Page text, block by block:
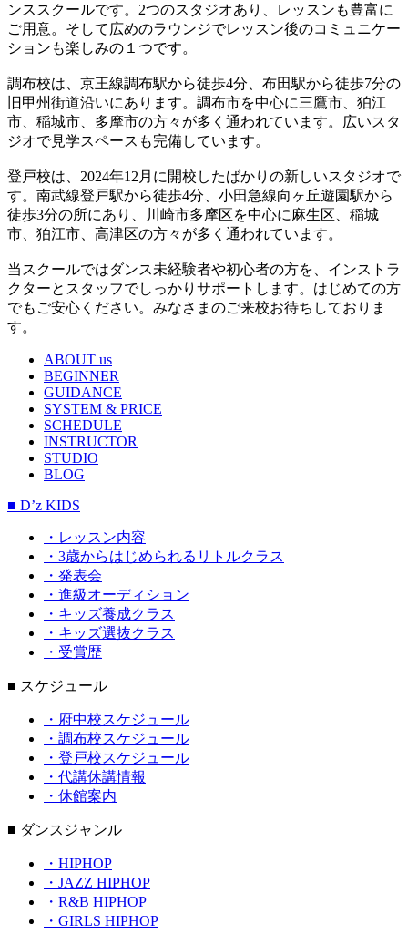
ンススクールです。2つのスタジオあり、レッスンも豊富に
ご用意。そして広めのラウンジでレッスン後のコミュニケー
ションも楽しみの１つです。
調布校は、京王線調布駅から徒歩4分、布田駅から徒歩7分の
旧甲州街道沿いにあります。調布市を中心に三鷹市、狛江
市、稲城市、多摩市の方々が多く通われています。広いスタ
ジオで見学スペースも完備しています。
登戸校は、2024年12月に開校したばかりの新しいスタジオで
す。南武線登戸駅から徒歩4分、小田急線向ヶ丘遊園駅から
徒歩3分の所にあり、川崎市多摩区を中心に麻生区、稲城
市、狛江市、高津区の方々が多く通われています。
当スクールではダンス未経験者や初心者の方を、インストラ
クターとスタッフでしっかりサポートします。はじめての方
でもご安心ください。みなさまのご来校お待ちしておりま
す。
ABOUT us
BEGINNER
GUIDANCE
SYSTEM & PRICE
SCHEDULE
INSTRUCTOR
STUDIO
BLOG
■ D’z KIDS
・レッスン内容
・3歳からはじめられるリトルクラス
・発表会
・進級オーディション
・キッズ養成クラス
・キッズ選抜クラス
・受賞歴
■ スケジュール
・府中校スケジュール
・調布校スケジュール
・登戸校スケジュール
・代講休講情報
・休館案内
■ ダンスジャンル
・HIPHOP
・JAZZ HIPHOP
・R&B HIPHOP
・GIRLS HIPHOP